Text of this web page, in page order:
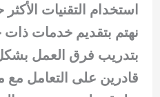
استخدام التقنيات
نهتم بتقديم خدمات ذات
بتدريب فرق العمل
قادرين على التعامل